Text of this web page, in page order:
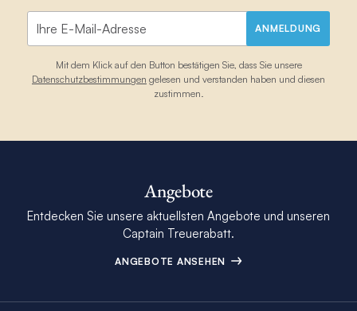
ANMELDUNG
Mit dem Klick auf den Button bestätigen Sie, dass Sie unsere
Datenschutzbestimmungen gelesen und verstanden haben und diesen
zustimmen.
Angebote
Entdecken Sie unsere aktuellsten Angebote und unseren
Captain Treuerabatt.
ANGEBOTE ANSEHEN